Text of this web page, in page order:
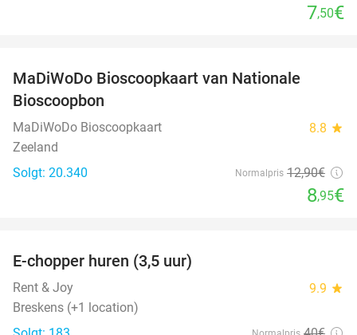
7,50€
MaDiWoDo Bioscoopkaart van Nationale
Bioscoopbon
MaDiWoDo Bioscoopkaart 8.8 star
Zeeland
Solgt: 20.340
Normalpris 12,90€
8,95€
E-chopper huren (3,5 uur)
Rent & Joy 9.9 star
Breskens (+1 location)